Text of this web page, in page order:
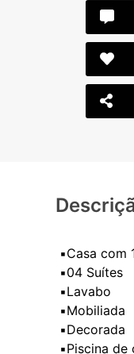
▪️Casa com
▪️04 Suítes
▪️Lavabo
▪️Mobiliada
▪️Decorada
▪️Piscina de